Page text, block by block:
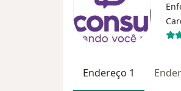
Endereço 1